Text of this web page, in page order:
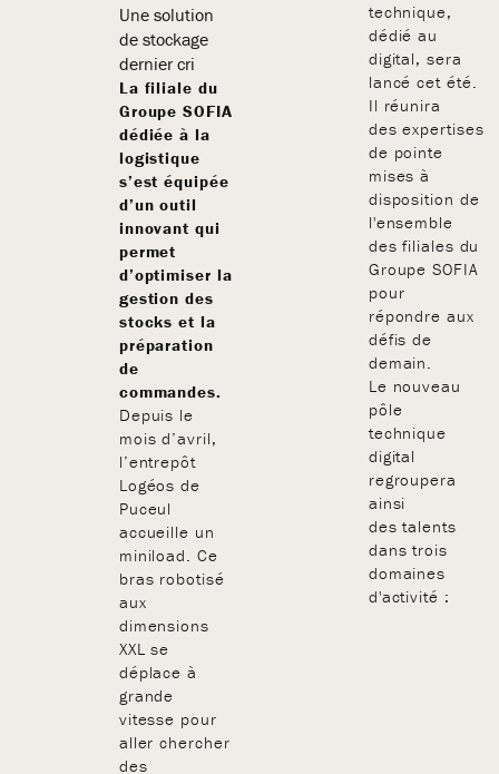
Une solution
de stockage
dernier cri
La filiale du
Groupe SOFIA
dédiée à la
logistique
s’est équipée
d’un outil
innovant qui
permet
d’optimiser la
gestion des
stocks et la
préparation
de
commandes.
Depuis le
mois d’avril,
l’entrepôt
Logéos de
Puceul
accueille un
miniload. Ce
bras robotisé
aux
dimensions
XXL se
déplace à
grande
vitesse pour
aller chercher
des
technique,
dédié au
digital, sera
lancé cet été.
Il réunira
des expertises
de pointe
mises à
disposition de
l'ensemble
des filiales du
Groupe SOFIA
pour
répondre aux
défis de
demain.
Le nouveau
pôle
technique
digital
regroupera
ainsi
des talents
dans trois
domaines
d'activité :